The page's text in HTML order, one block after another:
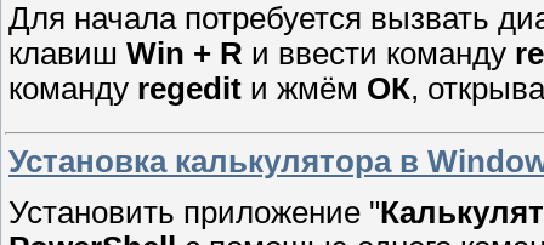
Для начала потребуется вызвать
клавиш Win + R и ввести команду
команду regedit и жмём ОК,
Установка калькулятора в
Установить приложение "